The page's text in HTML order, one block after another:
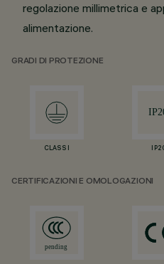
regolazione millimetrica e
alimentazione.
GRADI DI PROTEZIONE
CLASS I
CERTIFICAZIONI E OMOLOGAZIONI